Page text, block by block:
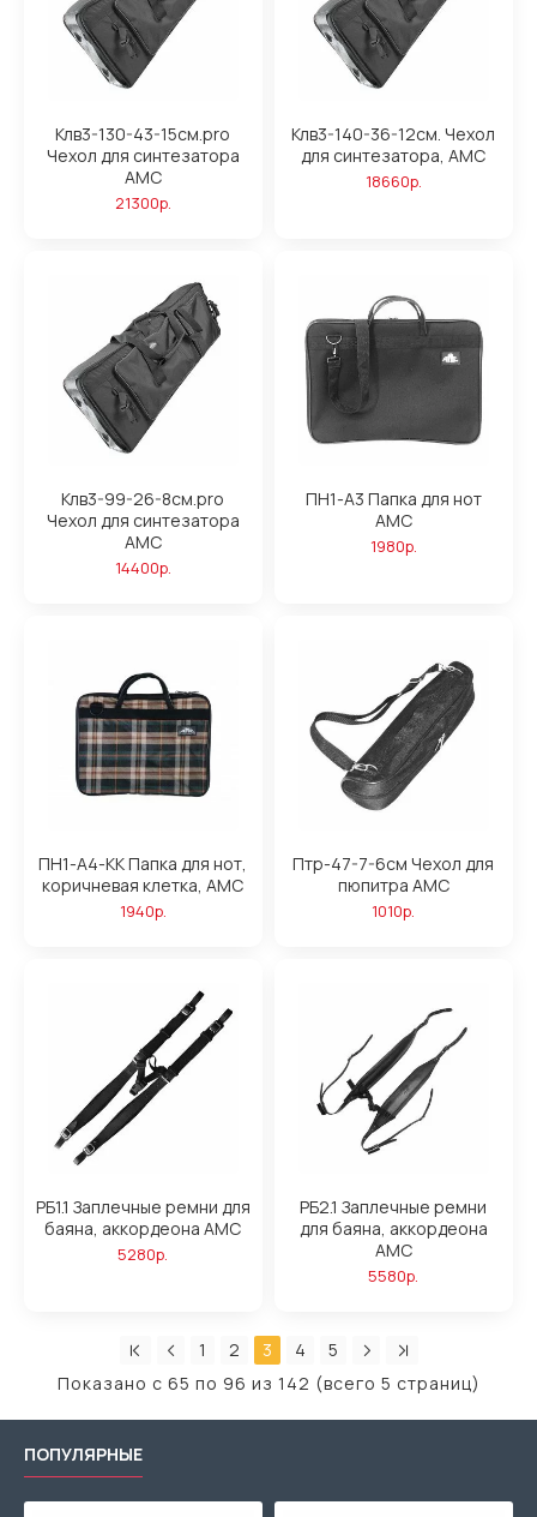
Клв3-130-43-15см.pro
Чехол для синтезатора
АМС
21300р.
Клв3-140-36-12см. Чехол
для синтезатора, АМС
18660р.
Клв3-99-26-8см.pro
Чехол для синтезатора
АМС
14400р.
ПН1-А3 Папка для нот
АМС
1980р.
ПН1-А4-КК Папка для нот,
коричневая клетка, AMC
1940р.
Птр-47-7-6см Чехол для
пюпитра АМС
1010р.
РБ1.1 Заплечные ремни для
баяна, аккордеона АМС
5280р.
РБ2.1 Заплечные ремни
для баяна, аккордеона
АМС
5580р.
1 2 3 4
5
Показано с 65 по 96 из 142 (всего 5 страниц)
ПОПУЛЯРНЫЕ